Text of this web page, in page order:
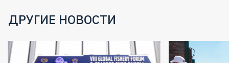
ДРУГИЕ НОВОСТИ